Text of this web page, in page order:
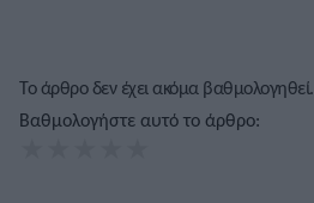
Το άρθρο δεν έχει ακόμα βαθμολογηθεί.
Βαθμολογήστε αυτό το άρθρο: